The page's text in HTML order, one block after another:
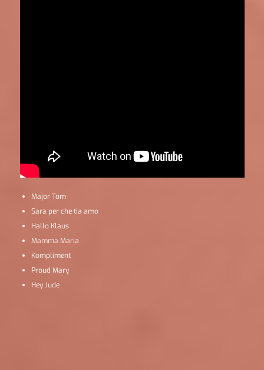
Major Tom
Sara per che tia amo
Hallo Klaus
Mamma Maria
Kompliment
Proud Mary
Hey Jude